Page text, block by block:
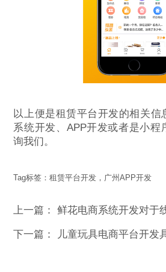
以上便是租赁平台开发的相关信
系统开发、APP开发或者是小程
询我们。
Tag标签：租赁平台开发，广州APP开发
上一篇：鲜花电商系统开发对于
下一篇： 儿童玩具电商平台开发